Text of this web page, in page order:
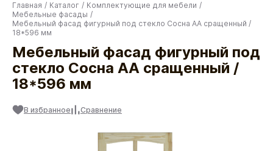
Главная / Каталог / Комплектующие для мебели /
Мебельные фасады /
Мебельный фасад фигурный под стекло Сосна АА сращенный /
18*596 мм
Мебельный фасад фигурный под
стекло Сосна АА сращенный /
18*596 мм
В избранное Сравнение